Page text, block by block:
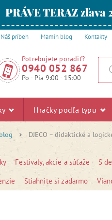
PRÁVE TERAZ
Náš príbeh Mamin blog Kontakty
Potrebujete poradiť?
0940 052 867
Po - Pia 9:00 - 15:00
Hračky podľa typu
DJECO – didaktické a
Festivaly, akcie a súťaže S
Stiahnite si zadarmo